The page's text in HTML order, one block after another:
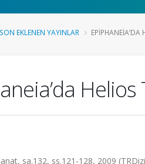
SON EKLENEN YAYINLAR
Helios
sa.132, ss.121-128, 2009